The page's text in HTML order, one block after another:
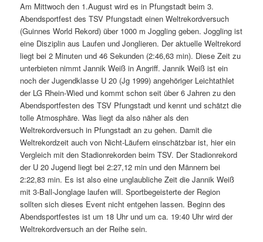
Am Mittwoch den 1.August wird es in Pfungstadt beim 3.
Abendsportfest des TSV Pfungstadt einen Weltrekordversuch
(Guinnes World Rekord) über 1000 m Joggling geben. Joggling ist
eine Disziplin aus Laufen und Jonglieren. Der aktuelle Weltrekord
liegt bei 2 Minuten und 46 Sekunden (2:46,63 min). Diese Zeit zu
unterbieten nimmt Jannik Weiß in Angriff. Jannik Weiß ist ein
noch der Jugendklasse U 20 (Jg 1999) angehöriger Leichtathlet
der LG Rhein-Wied und kommt schon seit über 6 Jahren zu den
Abendsportfesten des TSV Pfungstadt und kennt und schätzt die
tolle Atmosphäre. Was liegt da also näher als den
Weltrekordversuch in Pfungstadt an zu gehen. Damit die
Weltrekordzeit auch von Nicht-Läufern einschätzbar ist, hier ein
Vergleich mit den Stadionrekorden beim TSV. Der Stadionrekord
der U 20 Jugend liegt bei 2:27,12 min und den Männern bei
2:22,83 min. Es ist also eine unglaubliche Zeit die Jannik Weiß
mit 3-Ball-Jonglage laufen will. Sportbegeisterte der Region
sollten sich dieses Event nicht entgehen lassen. Beginn des
Abendsportfestes ist um 18 Uhr und um ca. 19:40 Uhr wird der
Weltrekordversuch an der Reihe sein.